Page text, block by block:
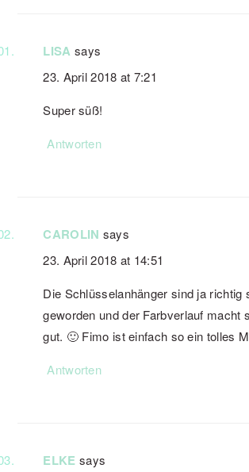
LISA says
23. April 2018 at 7:21
Super süß!
Antworten
CAROLIN says
23. April 2018 at 14:51
Die Schlüsselanhänger sind ja richtig
geworden und der Farbverlauf macht
gut. 🙂 Fimo ist einfach so ein tolles
Antworten
ELKE says